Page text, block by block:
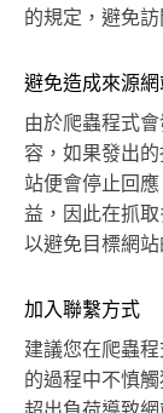
的規定，避免
避免造成來源
由於爬蟲程式
容，如果發出
站便會停止回
益，因此在抓
以避免目標網站
加入聯繫方式
建議您在爬蟲
的過程中不慎